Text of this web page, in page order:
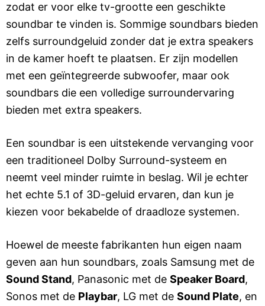
zodat er voor elke tv-grootte een geschikte
soundbar te vinden is. Sommige soundbars bieden
zelfs surroundgeluid zonder dat je extra speakers
in de kamer hoeft te plaatsen. Er zijn modellen
met een geïntegreerde subwoofer, maar ook
soundbars die een volledige surroundervaring
bieden met extra speakers.
Een soundbar is een uitstekende vervanging voor
een traditioneel Dolby Surround-systeem en
neemt veel minder ruimte in beslag. Wil je echter
het echte 5.1 of 3D-geluid ervaren, dan kun je
kiezen voor bekabelde of draadloze systemen.
Hoewel de meeste fabrikanten hun eigen naam
geven aan hun soundbars, zoals Samsung met de
Sound Stand, Panasonic met de Speaker Board,
Sonos met de Playbar, LG met de Sound Plate, en